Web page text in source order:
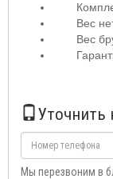
Вес
Вес
Уточнить
Мы перезвоним в